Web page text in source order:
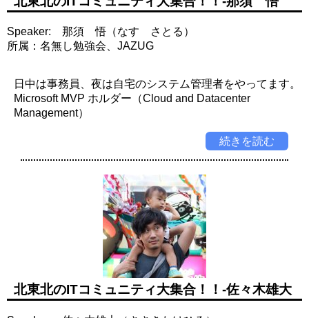
Speaker: 那須 悟（なす さとる）
所属：名無し勉強会、JAZUG
日中は事務員、夜は自宅のシステム管理者をやってます。
Microsoft MVP ホルダー（Cloud and Datacenter
Management）
続きを読む
北東北のITコミュニティ大集合！！-佐々木雄大